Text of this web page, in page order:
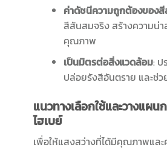
ค่าดัชนีความถูกต้องของสี
สีสันสมจริง สร้างความน่า
คุณภาพ
เป็นมิตรต่อสิ่งแวดล้อม: ป
ปล่อยรังสีอันตราย และช่
แนวทางเลือกใช้และวางแผ
ไฮเบย์
เพื่อให้แสงสว่างที่ได้มีคุณภาพแล